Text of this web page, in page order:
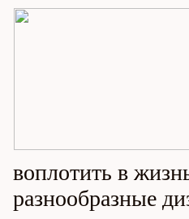
воплотить в
разнообразные